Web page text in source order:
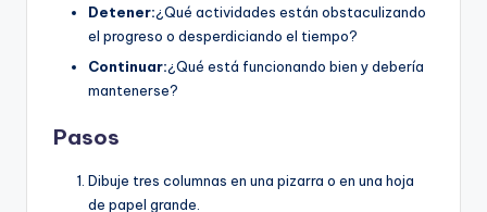
Detener:¿Qué actividades están obstaculizando
el progreso o desperdiciando el tiempo?
Continuar:¿Qué está funcionando bien y debería
mantenerse?
Pasos
Dibuje tres columnas en una pizarra o en una hoja
de papel grande.